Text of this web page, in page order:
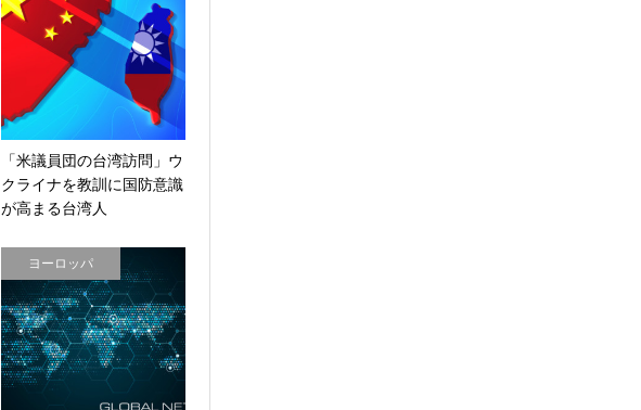
「米議員団の台湾訪問」ウ
クライナを教訓に国防意識
が高まる台湾人
ヨーロッパ